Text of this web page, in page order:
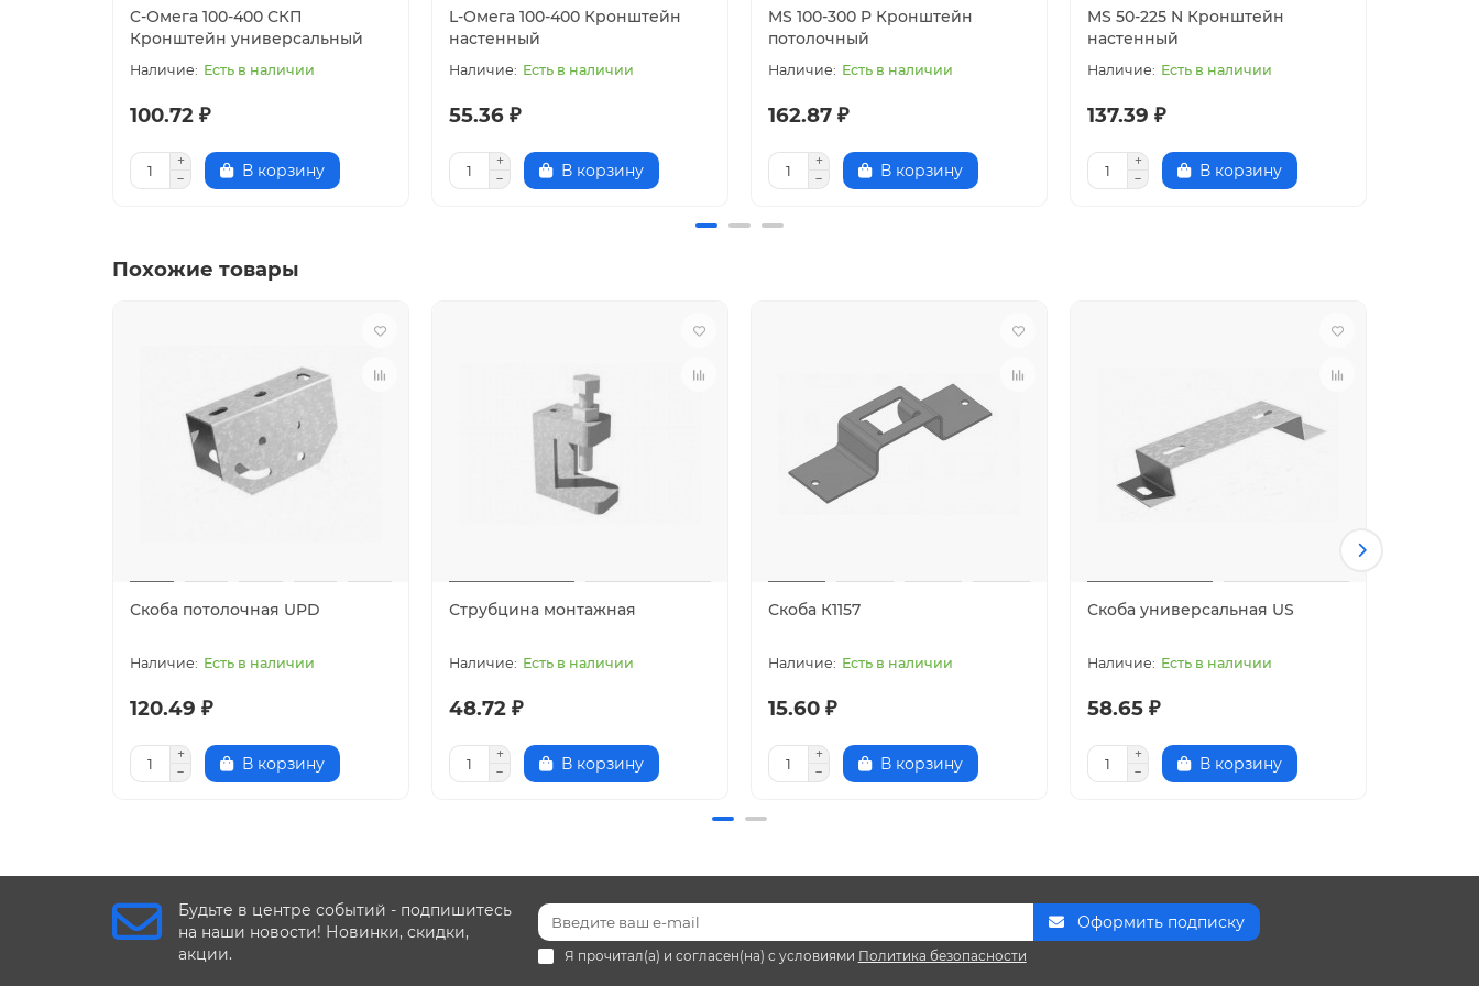
окраска порошковой краской из палитры цветов RAL
нержавеющая сталь
C-Омега 100-400 СКП
Кронштейн универсальный
Есть в наличии
100.72 ₽
В корзину
L-Омега 100-400 Кронштейн
настенный
Есть в наличии
55.36 ₽
В корзину
MS 100-300 P Кронштейн
потолочный
Есть в наличии
162.87 ₽
В корзину
MS 50-225 N Кронштейн
настенный
Есть в наличии
137.39 ₽
В корзину
Похожие товары
Скоба потолочная UPD
Есть в наличии
120.49 ₽
В корзину
Струбцина монтажная
Есть в наличии
48.72 ₽
В корзину
Скоба К1157
Есть в наличии
15.60 ₽
В корзину
Скоба универсальная US
Есть в наличии
58.65 ₽
В корзину
Будьте в центре событий - подпишитесь
на наши новости! Новинки, скидки,
акции.
Оформить подписку
Я прочитал(а) и согласен(на) с условиями Политика безопасности